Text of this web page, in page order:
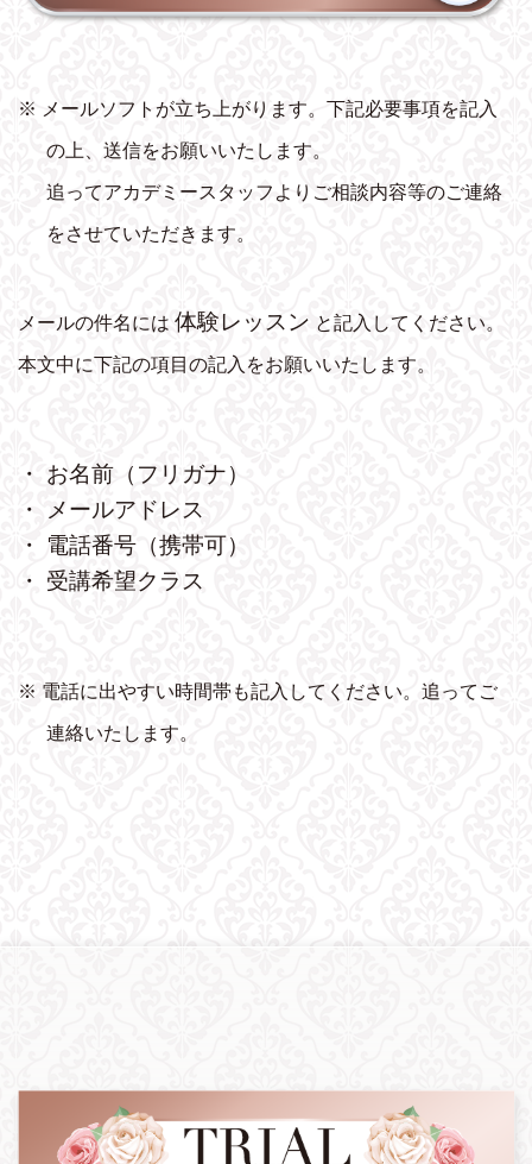
※ メールソフトが立ち上がります。下記必要事項を記入
の上、送信をお願いいたします。
追ってアカデミースタッフよりご相談内容等のご連絡
をさせていただきます。
メールの件名には 体験レッスン と記入してください。
本文中に下記の項目の記入をお願いいたします。
・ お名前（フリガナ）
・ メールアドレス
・ 電話番号（携帯可）
・ 受講希望クラス
※ 電話に出やすい時間帯も記入してください。追ってご
連絡いたします。